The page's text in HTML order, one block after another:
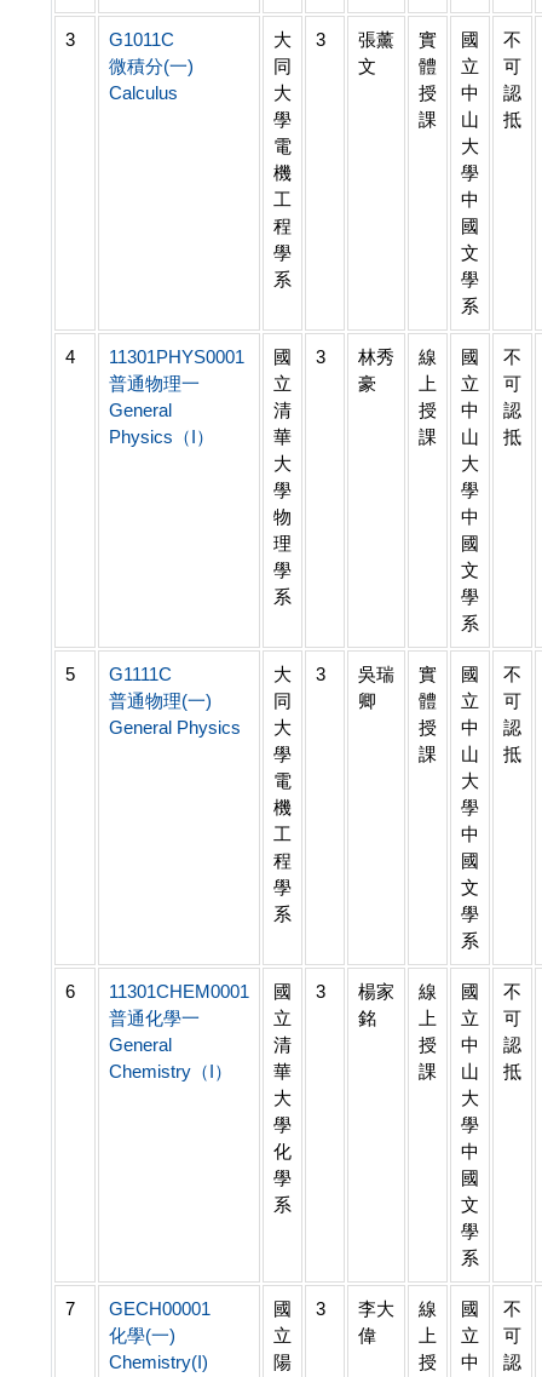
3
G1011C
微積分(一)
Calculus
大
同
大
學
電
機
工
程
學
系
3
張薰
文
實
體
授
課
國
立
中
山
大
學
中
國
文
學
系
不
可
認
抵
4
11301PHYS0001
普通物理一
General
Physics（I）
國
立
清
華
大
學
物
理
學
系
3
林秀
豪
線
上
授
課
國
立
中
山
大
學
中
國
文
學
系
不
可
認
抵
5
G1111C
普通物理(一)
General Physics
大
同
大
學
電
機
工
程
學
系
3
吳瑞
卿
實
體
授
課
國
立
中
山
大
學
中
國
文
學
系
不
可
認
抵
6
11301CHEM0001
普通化學一
General
Chemistry（I）
國
立
清
華
大
學
化
學
系
3
楊家
銘
線
上
授
課
國
立
中
山
大
學
中
國
文
學
系
不
可
認
抵
7
GECH00001
化學(一)
Chemistry(I)
國
立
陽
3
李大
偉
線
上
授
國
立
中
不
可
認